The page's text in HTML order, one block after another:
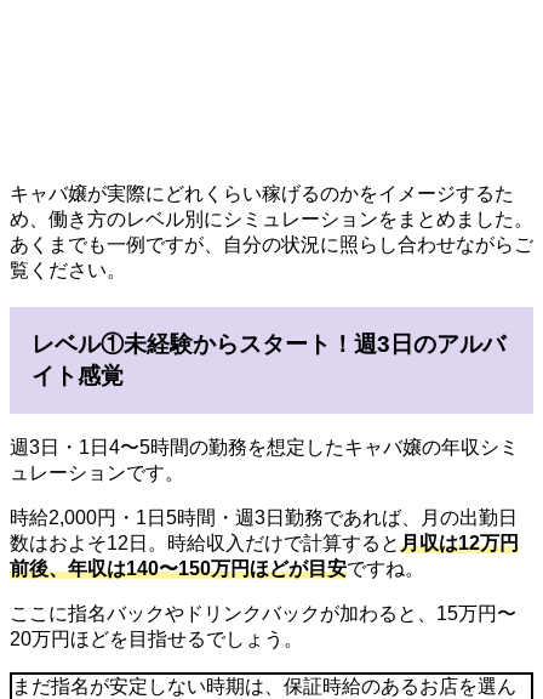
キャバ嬢が実際にどれくらい稼げるのかをイメージするた
め、働き方のレベル別にシミュレーションをまとめました。
あくまでも一例ですが、自分の状況に照らし合わせながらご
覧ください。
レベル①未経験からスタート！週3日のアルバ
イト感覚
週3日・1日4〜5時間の勤務を想定したキャバ嬢の年収シミ
ュレーションです。
時給2,000円・1日5時間・週3日勤務であれば、月の出勤日
数はおよそ12日。時給収入だけで計算すると月収は12万円
前後、年収は140〜150万円ほどが目安ですね。
ここに指名バックやドリンクバックが加わると、15万円〜
20万円ほどを目指せるでしょう。
まだ指名が安定しない時期は、保証時給のあるお店を選ん